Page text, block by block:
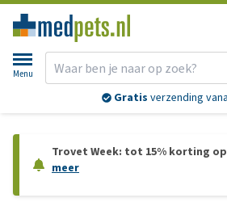
Menu
Gratis verzending
Trovet Week: tot 15% korting
meer